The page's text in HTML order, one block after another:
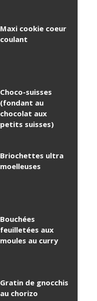
Maxi cookie coeur
coulant
Choco-suisses
(fondant au
chocolat aux
petits suisses)
Briochettes ultra
moelleuses
Bouchées
feuilletées aux
moules au curry
Gratin de gnocchis
au chorizo